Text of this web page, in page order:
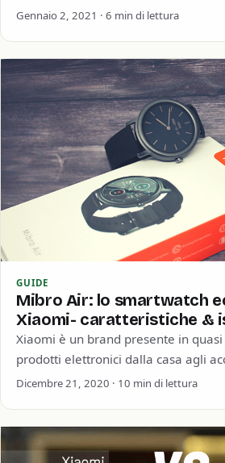
cinese ha deciso di…
Gennaio 2, 2021 · 6 min di lettura
GUIDE
Mibro Air: lo smartwatch
Xiaomi- caratteristiche &
Xiaomi è un brand presente in
prodotti elettronici dalla casa agli
Oltre che agli…
Dicembre 21, 2020 · 10 min di lettura